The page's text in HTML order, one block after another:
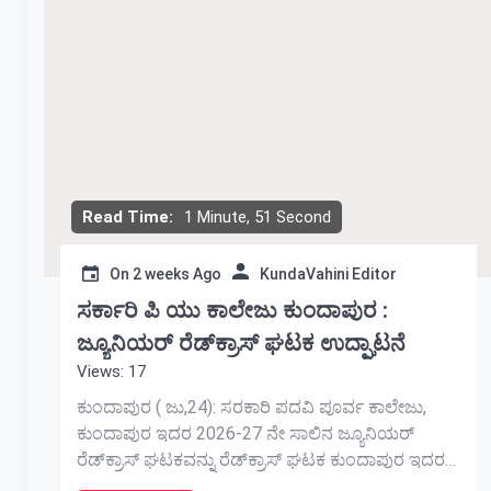
Read Time: 1 Minute, 51 Second
On 2 weeks Ago KundaVahini Editor
ಸರ್ಕಾರಿ ಪಿ ಯು ಕಾಲೇಜು ಕುಂದಾಪುರ :
ಜ್ಯೂನಿಯರ್‌ ರೆಡ್‌ಕ್ರಾಸ್‌ ಘಟಕ ಉದ್ಘಾಟನೆ
Views: 17
ಕುಂದಾಪುರ ( ಜು,24): ಸರಕಾರಿ ಪದವಿ ಪೂರ್ವ ಕಾಲೇಜು,
ಕುಂದಾಪುರ ಇದರ 2026-27 ನೇ ಸಾಲಿನ ಜ್ಯೂನಿಯರ್‌
ರೆಡ್‌ಕ್ರಾಸ್‌ ಘಟಕವನ್ನು ರೆಡ್‌ಕ್ರಾಸ್‌ ಘಟಕ ಕುಂದಾಪುರ ಇದರ
ಅಧ್ಯಕ್ಷರಾದ ಶ್ರೀ ಜಯಕರ ಶೆಟ್ಟಿ ಇವರು ಜ್ಯೋತಿ ಬೆಳಗಿಸಿ